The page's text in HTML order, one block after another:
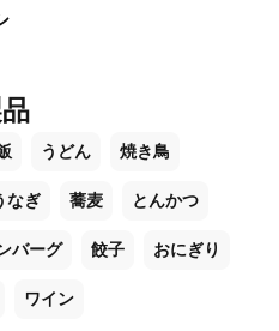
うどん 焼き鳥
なぎ 蕎麦 とんかつ
バーグ 餃子 おにぎり
ワイン